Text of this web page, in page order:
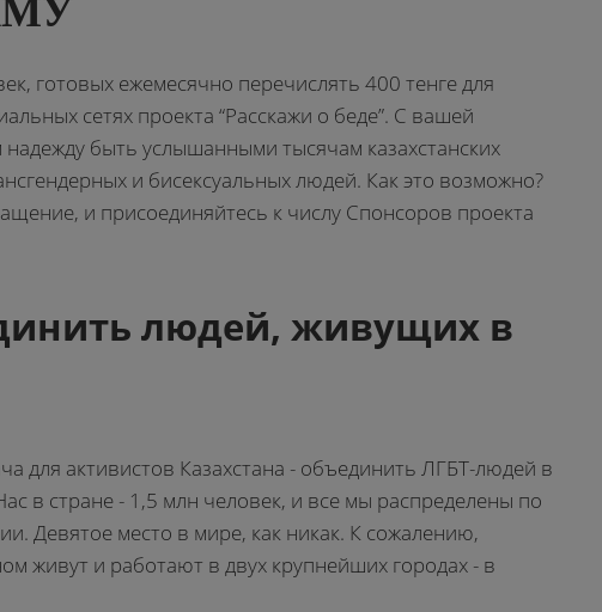
готовых ежемесячно перечислять 400 тенге для
сетях проекта “Расскажи о беде”. С вашей
быть услышанными тысячам казахстанских
и бисексуальных людей. Как это возможно?
и присоединяйтесь к числу Спонсоров проекта
людей, живущих в
для активистов Казахстана - объединить ЛГБТ-людей в
в стране - 1,5 млн человек, и все мы распределены по
Девятое место в мире, как никак. К сожалению,
живут и работают в двух крупнейших городах - в